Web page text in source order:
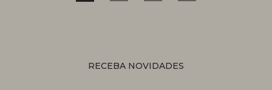
RECEBA NOVIDADES